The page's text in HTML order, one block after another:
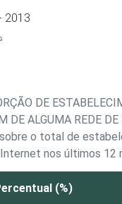
2013
DE
DE ALGUMA REDE
o total de
nos últimos 12
(%)